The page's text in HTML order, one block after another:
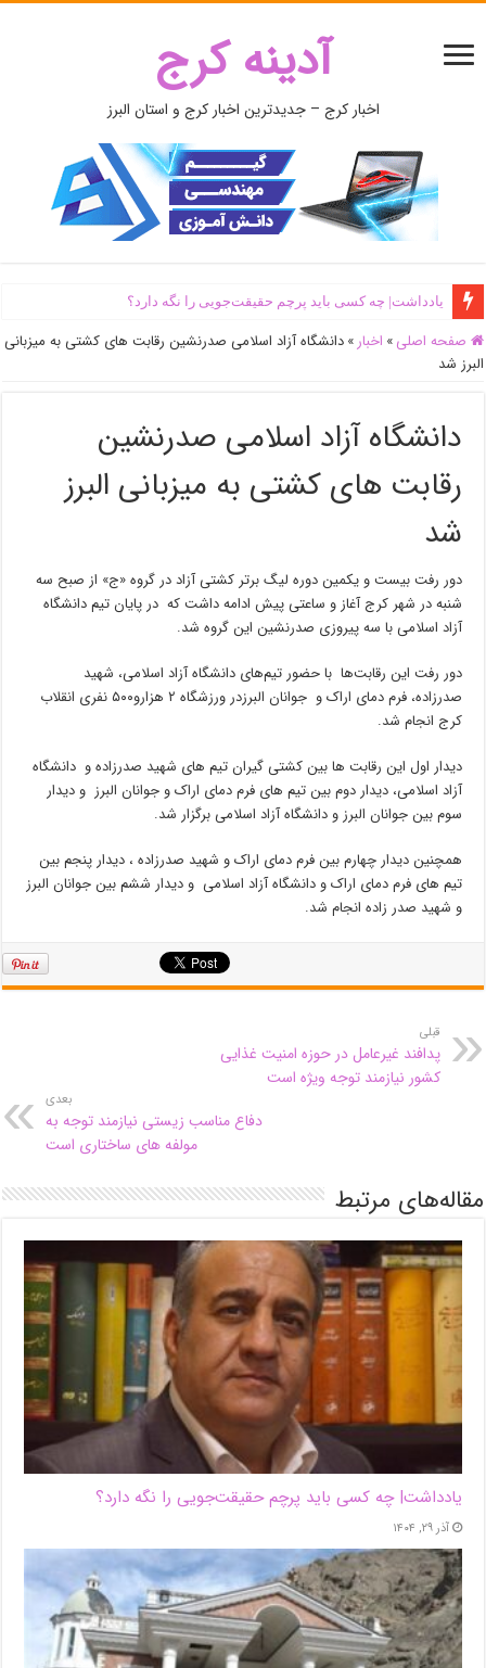
آدینه کرج
اخبار کرج – جدیدترین اخبار کرج و استان البرز
یادداشت| ‌چه کسی باید پرچم حقیقت‌جویی را نگه دارد؟
صفحه اصلی » اخبار » دانشگاه آزاد اسلامی صدرنشین رقابت های کشتی به میزبانی
البرز شد
دانشگاه آزاد اسلامی صدرنشین
رقابت های کشتی به میزبانی البرز
شد
دور رفت بیست و یکمین دوره لیگ برتر کشتی آزاد در گروه «ج» از صبح سه
شنبه در شهر کرج آغاز و ساعتی پیش ادامه داشت که در پایان تیم دانشگاه
آزاد اسلامی با سه پیروزی صدرنشین این گروه شد.
دور رفت این رقابت‌ها با حضور تیم‌های دانشگاه آزاد اسلامی، شهید
صدرزاده، فرم دمای اراک و جوانان البرزدر ورزشگاه ۲ هزارو۵۰۰ نفری انقلاب
کرج انجام شد.
دیدار اول این رقابت ها بین کشتی گیران تیم های شهید صدرزاده و دانشگاه
آزاد اسلامی، دیدار دوم بین تیم های فرم دمای اراک و جوانان البرز و دیدار
سوم بین جوانان البرز و دانشگاه آزاد اسلامی برگزار شد.
همچنین دیدار چهارم بین فرم دمای اراک و شهید صدرزاده ، دیدار پنجم بین
تیم های فرم دمای اراک و دانشگاه آزاد اسلامی و دیدار ششم بین جوانان البرز
و شهید صدر زاده انجام شد.
قبلی
پدافند غیرعامل در حوزه امنیت غذایی
کشور نیازمند توجه ویژه است
بعدی
دفاع مناسب زیستی نیازمند توجه به
مولفه های ساختاری است
مقاله‌های مرتبط
یادداشت| ‌چه کسی باید پرچم حقیقت‌جویی را نگه دارد؟
آذر ۲۹, ۱۴۰۴